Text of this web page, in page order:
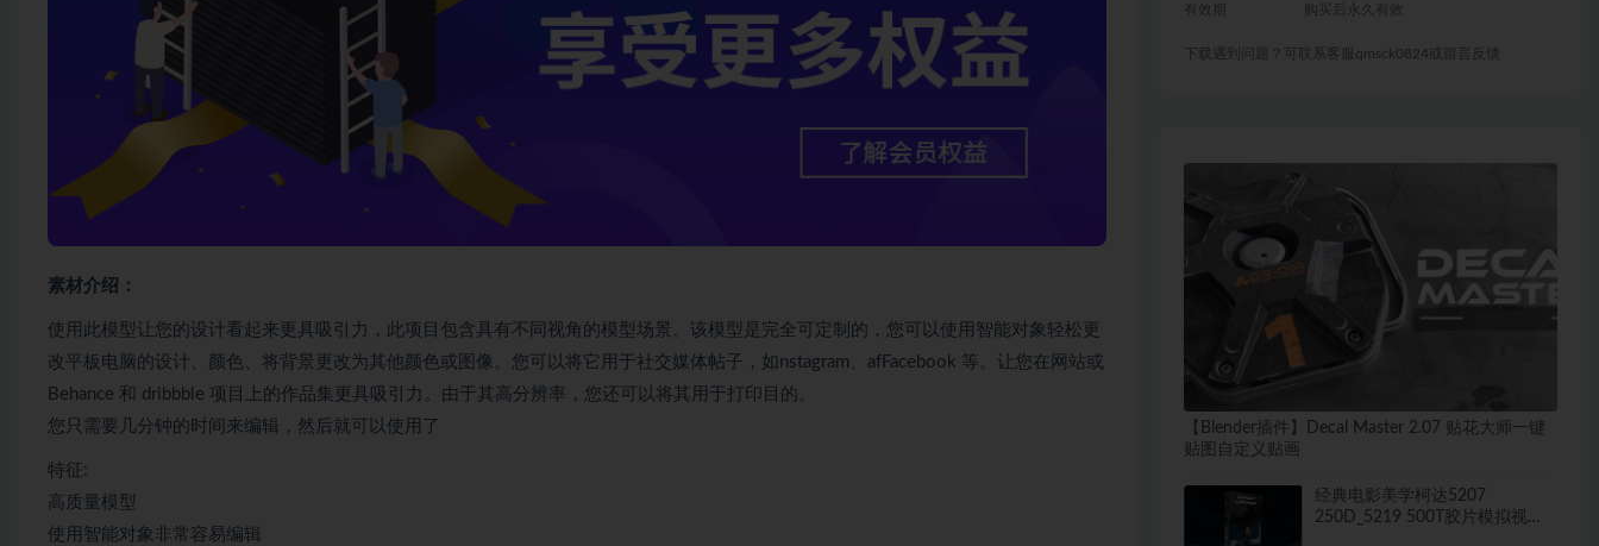
素材介绍：
使用此模型让您的设计看起来更具吸引力，此项目包含具有不同视角的模型场景。该模型是完全可定制的，您可以使用智能对象轻松更
改平板电脑的设计、颜色、将背景更改为其他颜色或图像。您可以将它用于社交媒体帖子，如nstagram、afFacebook 等。让您在网站或
Behance 和 dribbble 项目上的作品集更具吸引力。由于其高分辨率，您还可以将其用于打印目的。
您只需要几分钟的时间来编辑，然后就可以使用了
特征:
高质量模型
使用智能对象非常容易编辑
有效期 购买后永久有效
下载遇到问题？可联系客服qmsck0824或留言反馈
【Blender插件】Decal Master 2.07 贴花大师一键
贴图自定义贴画
经典电影美学柯达5207
250D_5219 500T胶片模拟视频